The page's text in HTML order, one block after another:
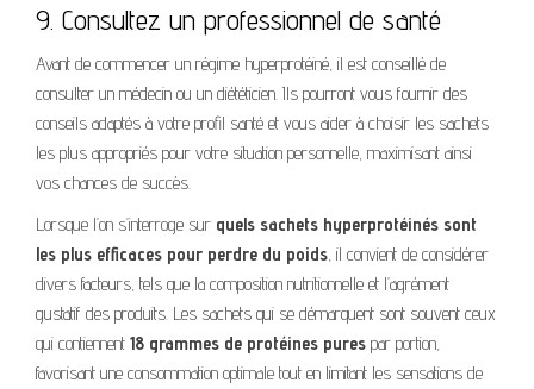
9. Consultez un professionnel de santé
Avant de commencer un régime hyperprotéiné, il est conseillé de
consulter un médecin ou un diététicien. Ils pourront vous fournir des
conseils adaptés à votre profil santé et vous aider à choisir les sachets
les plus appropriés pour votre situation personnelle, maximisant ainsi
vos chances de succès.
Lorsque l’on s’interroge sur quels sachets hyperprotéinés sont
les plus efficaces pour perdre du poids, il convient de considérer
divers facteurs, tels que la composition nutritionnelle et l’agrément
gustatif des produits. Les sachets qui se démarquent sont souvent ceux
qui contiennent 18 grammes de protéines pures par portion,
favorisant une consommation optimale tout en limitant les sensations de